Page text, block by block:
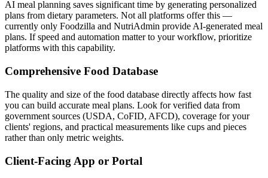
AI meal planning saves significant time by generating personalized
plans from dietary parameters. Not all platforms offer this —
currently only Foodzilla and NutriAdmin provide AI-generated meal
plans. If speed and automation matter to your workflow, prioritize
platforms with this capability.
Comprehensive Food Database
The quality and size of the food database directly affects how fast
you can build accurate meal plans. Look for verified data from
government sources (USDA, CoFID, AFCD), coverage for your
clients' regions, and practical measurements like cups and pieces
rather than only metric weights.
Client-Facing App or Portal